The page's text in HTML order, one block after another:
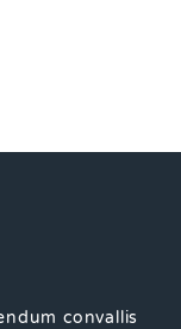
convallis